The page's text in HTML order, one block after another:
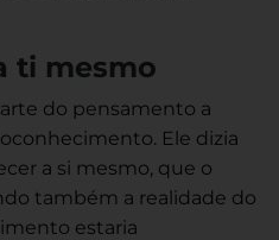
ti mesmo
do pensamento a
Ele dizia
a si mesmo, que o
também a realidade do
estaria